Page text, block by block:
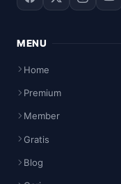
MENU
Home
Premium
Member
Gratis
Blog